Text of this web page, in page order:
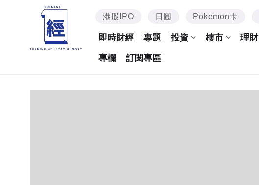
港股IPO 日圓 Pokemon卡
即時財經 專題 投資 樓市 理財
專欄 訂閱專區